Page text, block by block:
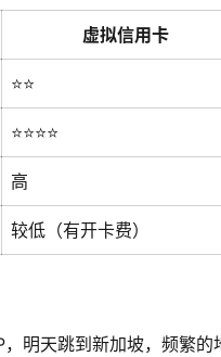
虚拟信用卡
⭐⭐
⭐⭐⭐⭐
高
较低（有开卡费）
明天跳到新加坡，频繁的